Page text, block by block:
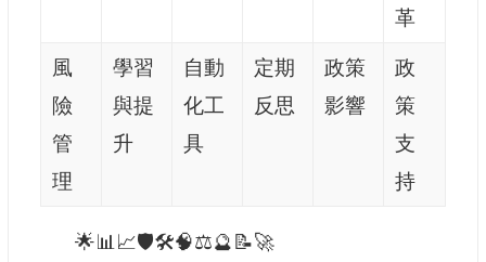
革
風
險
管
理
學習
與提
升
自動
化工
具
定期
反思
政策
影響
政
策
支
持
🌟📊📈🛡️🛠️🧠⚖️🔮📝🚀